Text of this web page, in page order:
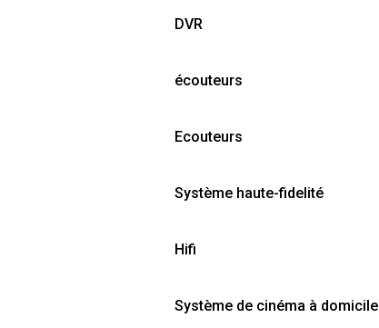
DVR
écouteurs
Ecouteurs
Système haute-fidelité
Hifi
Système de cinéma à domicile